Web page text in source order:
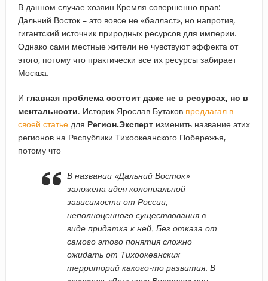
В данном случае хозяин Кремля совершенно прав:
Дальний Восток – это вовсе не «балласт», но напротив,
гигантский источник природных ресурсов для империи.
Однако сами местные жители не чувствуют эффекта от
этого, потому что практически все их ресурсы забирает
Москва.
И главная проблема состоит даже не в ресурсах, но в
ментальности. Историк Ярослав Бутаков предлагал в
своей статьедля Регион.Экспертизменить название этих
регионов на Республики Тихоокеанского Побережья,
потому что
В названии «Дальний Восток»
заложена идея колониальной
зависимости от России,
неполноценного существования в
виде придатка к ней. Без отказа от
самого этого понятия сложно
ожидать от Тихоокеанских
территорий какого-то развития. В